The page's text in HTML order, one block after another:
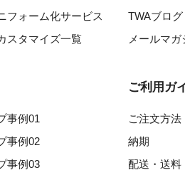
フォーム化サービス
スタマイズ一覧
事例01
事例02
事例03
TWAブログ
メールマガ
ご利用ガ
ご注文方法
納期
配送・送料